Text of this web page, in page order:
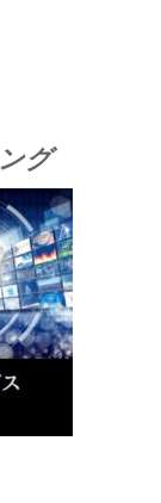
グ